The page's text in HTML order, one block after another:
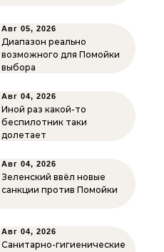
Авг 05, 2026
Диапазон реально
возможного для Помойки
выбора
Авг 04, 2026
Иной раз какой-то
беспилотник таки
долетает
Авг 04, 2026
Зеленский ввёл новые
санкции против Помойки
Авг 04, 2026
Санитарно-гигиенические